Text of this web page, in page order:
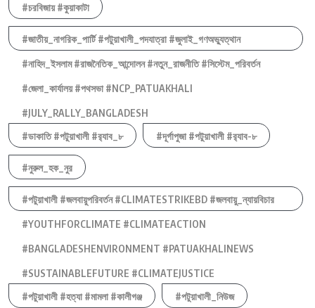
#চরবিজায় #কুয়াকাটা
#জাতীয়_নাগরিক_পার্টি #পটুয়াখালী_পদযাত্রা #জুলাই_গণঅভ্যুত্থান
#নাহিদ_ইসলাম #রাজনৈতিক_আন্দোলন #নতুন_রাজনীতি #সিস্টেম_পরিবর্তন
#জেলা_কার্যালয় #পথসভা #NCP_PATUAKHALI
#JULY_RALLY_BANGLADESH
#ডাকাতি #পটুয়াখালী #র‍্যাব_৮
#দূর্গাপুজা #পটুয়াখালী #র‍্যাব-৮
#নুরুল_হক_নুর
#পটুয়াখালী #জলবায়ুপরিবর্তন #CLIMATESTRIKEBD #জলবায়ু_ন্যায়বিচার
#YOUTHFORCLIMATE #CLIMATEACTION
#BANGLADESHENVIRONMENT #PATUAKHALINEWS
#SUSTAINABLEFUTURE #CLIMATEJUSTICE
#পটুয়াখালী #হত্যা #মামলা #কালীগঞ্জ
#পটুয়াখালী_নিউজ